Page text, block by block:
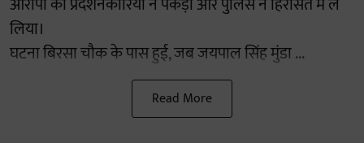
लिया।
घटना बिरसा चौक के पास हुई, जब जयपाल सिंह मुंडा ...
Read More